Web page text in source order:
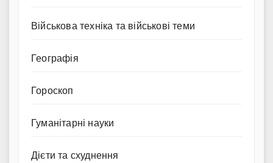
Військова техніка та військові теми
Географія
Гороскоп
Гуманітарні науки
Дієти та схуднення